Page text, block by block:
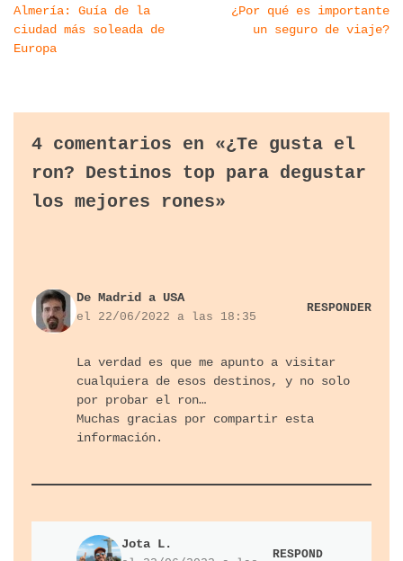
Almería: Guía de la
ciudad más soleada de
Europa
¿Por qué es importante
un seguro de viaje?
4 comentarios en «¿Te gusta el
ron? Destinos top para degustar
los mejores rones»
De Madrid a USA
el 22/06/2022 a las 18:35
RESPONDER
La verdad es que me apunto a visitar
cualquiera de esos destinos, y no solo
por probar el ron…
Muchas gracias por compartir esta
información.
Jota L.
RESPOND